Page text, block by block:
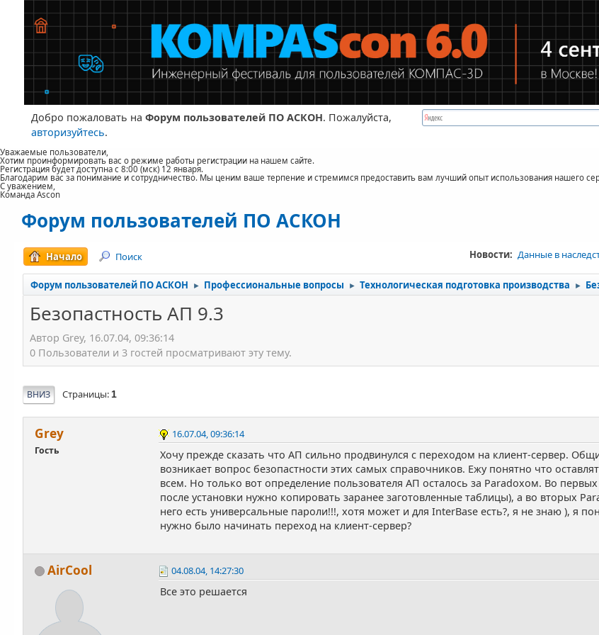
Добро пожаловать на Форум пользователей ПО АСКОН. Пожалуйста,
авторизуйтесь.
Уважаемые пользователи,
Хотим проинформировать вас о режиме работы регистрации на нашем сайте.
Регистрация будет доступна с 8:00 (мск) 12 января.
Благодарим вас за понимание и сотрудничество. Мы ценим ваше терпение и стремимся предоставить вам лучший опыт использования нашего
С уважением,
Команда Ascon
Форум пользователей ПО АСКОН
Новости: Данные в
Начало Поиск
Форум пользователей ПО АСКОН ► Профессиональные вопросы ► Технологическая подготовка производства ►
Безопастность АП 9.3
Автор Grey, 16.07.04, 09:36:14
0 Пользователи и 3 гостей просматривают эту тему.
ВНИЗ Страницы 1
Grey
Гость
16.07.04, 09:36:14
Хочу прежде сказать что АП сильно продвинулся с переходом на клиент-сервер.
возникает вопрос безопастности этих самых справочников. Ежу понятно что
всем. Но только вот определение пользователя АП осталось за Paradoxом. Во
после установки нужно копировать заранее заготовленные таблицы), а во вторых
него есть универсальные пароли!!!, хотя может и для InterBase есть?, я не знаю ), я
нужно было начинать переход на клиент-сервер?
AirCool 04.08.04, 14:27:30
Все это решается